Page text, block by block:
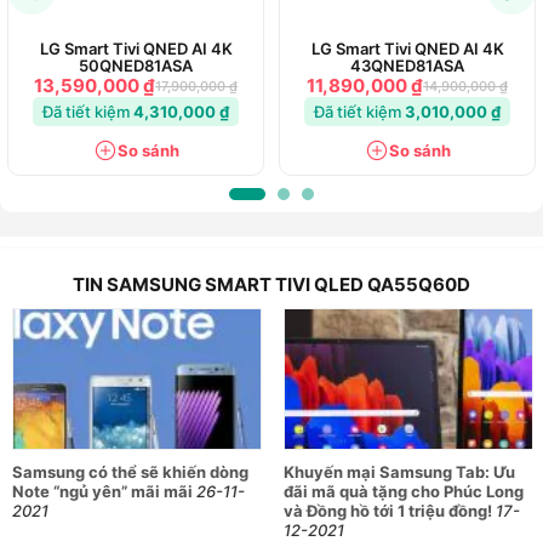
LG Smart Tivi QNED AI 4K
50QNED81ASA
13,590,000 ₫17,900,000 ₫
Đã tiết kiệm4,310,000 ₫
So sánh
LG Smart Tivi QNED AI 4K
43QNED81ASA
11,890,000 ₫14,900,000 ₫
Đã tiết kiệm3,010,000 ₫
So sánh
TIN SAMSUNG SMART TIVI QLED QA55Q60D
Samsung có thể sẽ khiến dòng
Note “ngủ yên” mãi mãi 26-11-
2021
Khuyến mại Samsung Tab: Ưu
đãi mã quà tặng cho Phúc Long
và Đồng hồ tới 1 triệu đồng! 17-
12-2021